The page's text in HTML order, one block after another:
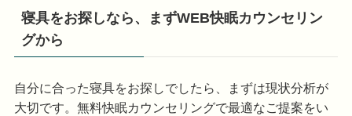
寝具をお探しなら、まずWEB快眠カウンセリン
グから
自分に合った寝具をお探しでしたら、まずは現状分析が
大切です。無料快眠カウンセリングで最適なご提案をい